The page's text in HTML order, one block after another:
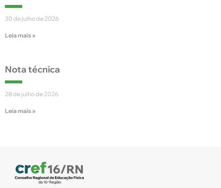
30 de julho de 2026
Leia mais »
Nota técnica
28 de julho de 2026
Leia mais »